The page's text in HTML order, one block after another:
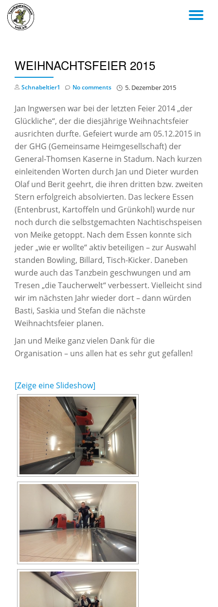
Skip
WEIHNACHTSFEIER 2015
Schnabeltier1 5. Dezember 2015
No comments
Jan Ingwersen war bei der letzten Feier 2014 „der
Glückliche“, der die diesjährige Weihnachtsfeier
ausrichten durfte. Gefeiert wurde am 05.12.2015 in
der GHG (Gemeinsame Heimgesellschaft) der
General-Thomsen Kaserne in Stadum. Nach kurzen
einleitenden Worten durch Jan und Dieter wurden
Olaf und Berit geehrt, die ihren dritten bzw. zweiten
Stern erfolgreich absolvierten. Das leckere Essen
(Entenbrust, Kartoffeln und Grünkohl) wurde nur
noch durch die selbstgemachten Nachtischspeisen
von Meike getoppt. Nach dem Essen konnte sich
jeder „wie er wollte“ aktiv beteiligen – zur Auswahl
standen Bowling, Billard, Tisch-Kicker. Daneben
wurde auch das Tanzbein geschwungen und am
Tresen „die Taucherwelt“ verbessert. Vielleicht sind
wir im nächsten Jahr wieder dort – dann würden
Basti, Saskia und Stefan die nächste
Weihnachtsfeier planen.
Jan und Meike ganz vielen Dank für die
Organisation – uns allen hat es sehr gut gefallen!
[Zeige eine Slideshow]